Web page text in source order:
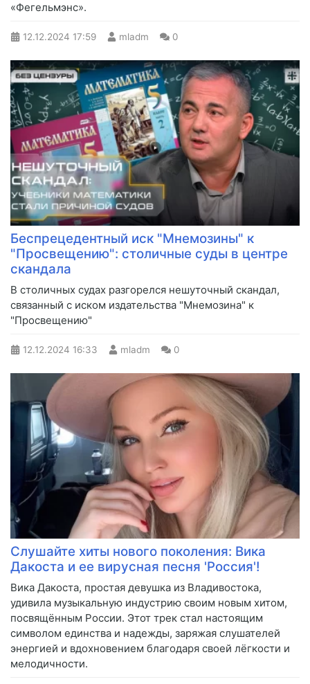
«Фегельмэнс».
12.12.2024 17:59 mladm 0
Беспрецедентный иск "Мнемозины" к
"Просвещению": столичные суды в центре
скандала
​В столичных судах разгорелся нешуточный скандал,
связанный с иском издательства "Мнемозина" к
"Просвещению"
12.12.2024 16:33 mladm 0
Слушайте хиты нового поколения: Вика
Дакоста и ее вирусная песня 'Россия'!
Вика Дакоста, простая девушка из Владивостока,
удивила музыкальную индустрию своим новым хитом,
посвящённым России. Этот трек стал настоящим
символом единства и надежды, заряжая слушателей
энергией и вдохновением благодаря своей лёгкости и
мелодичности.